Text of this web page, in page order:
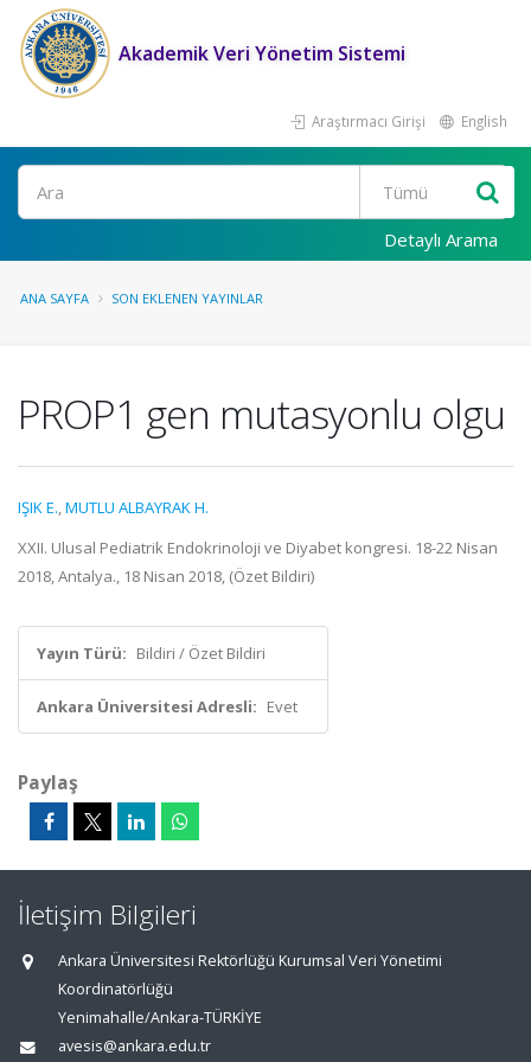
Akademik Veri Yönetim Sistemi
Araştırmacı Girişi English
Ara
Detaylı Arama
ANA SAYFA SON EKLENEN YAYINLAR
PROP1 gen mutasyonlu olgu
IŞIK E.,MUTLU ALBAYRAK H.
XXII. Ulusal Pediatrik Endokrinoloji ve Diyabet kongresi. 18-22 Nisan
2018, Antalya., 18 Nisan 2018, (Özet Bildiri)
Yayın Türü: Bildiri / Özet Bildiri
Ankara Üniversitesi Adresli: Evet
Paylaş
İletişim Bilgileri
Ankara Üniversitesi Rektörlüğü Kurumsal Veri Yönetimi
Koordinatörlüğü
Yenimahalle/Ankara-TÜRKİYE
avesis@ankara.edu.tr